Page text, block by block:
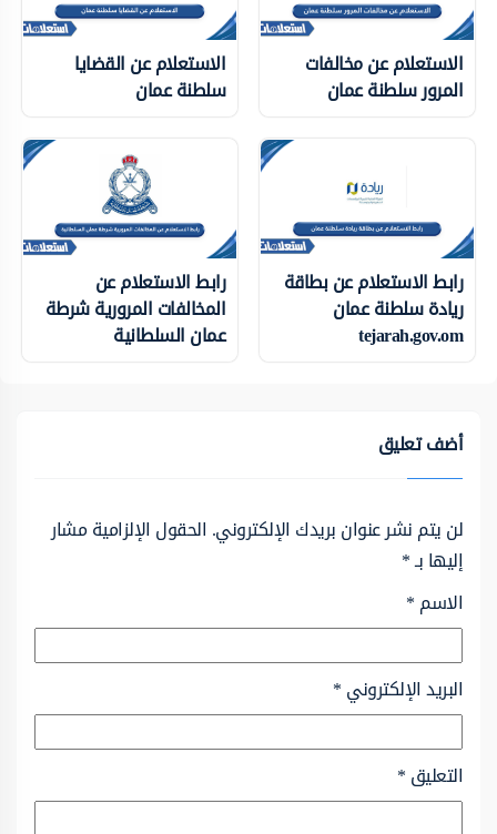
الاستعلام عن مخالفات
المرور سلطنة عمان
الاستعلام عن القضايا
سلطنة عمان
رابط الاستعلام عن بطاقة
ريادة سلطنة عمان
tejarah.gov.om
رابط الاستعلام عن
المخالفات المرورية شرطة
عمان السلطانية
أضف تعليق
لن يتم نشر عنوان بريدك الإلكتروني. الحقول الإلزامية مشار
إليها بـ*
الاسم*
البريد الإلكتروني*
التعليق*